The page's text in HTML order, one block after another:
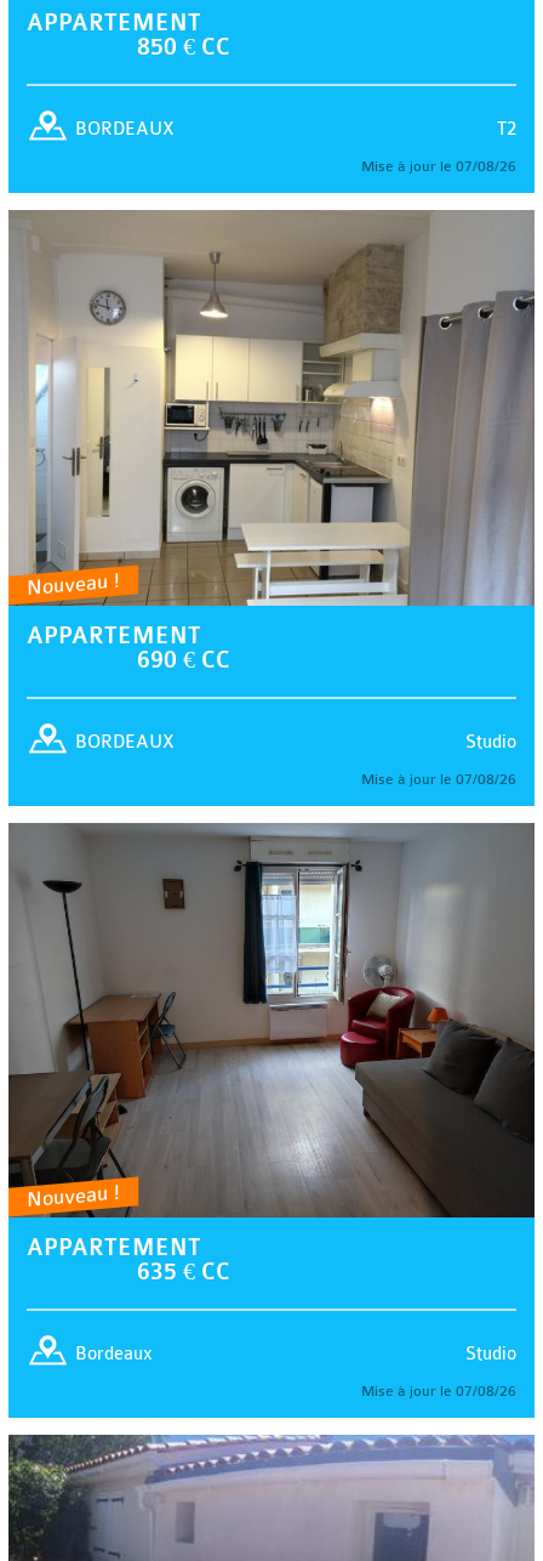
APPARTEMENT
850 € CC
T2
BORDEAUX
Mise à jour le 07/08/26
Nouveau !
APPARTEMENT
690 € CC
Studio
BORDEAUX
Mise à jour le 07/08/26
Nouveau !
APPARTEMENT
635 € CC
Studio
Bordeaux
Mise à jour le 07/08/26